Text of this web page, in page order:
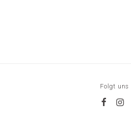
Folgt uns